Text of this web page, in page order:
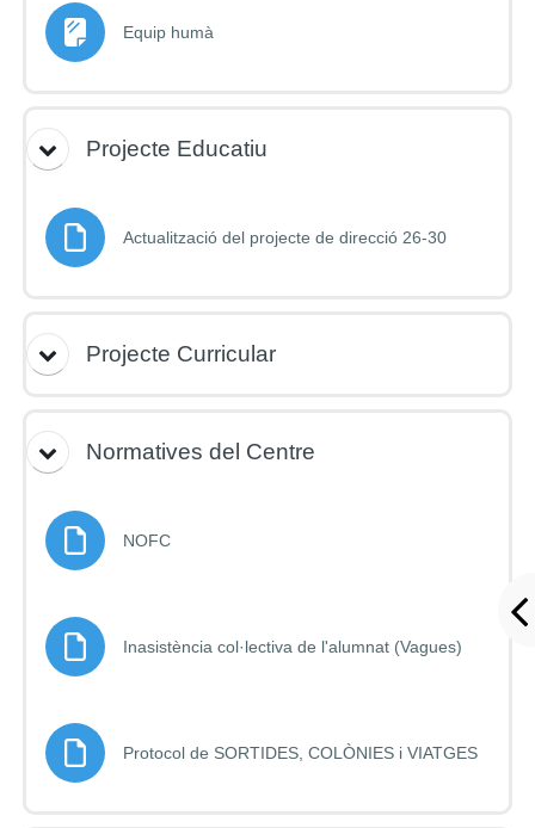
Equip humàPàgina
Projecte Educatiu
Actualització del projecte de direcció 26-30Fitxer
Projecte Curricular
Normatives del Centre
NOFCFitxer
Inasistència col·lectiva de l'alumnat (Vagues)Fitxer
Protocol de SORTIDES, COLÒNIES i VIATGESFitxer